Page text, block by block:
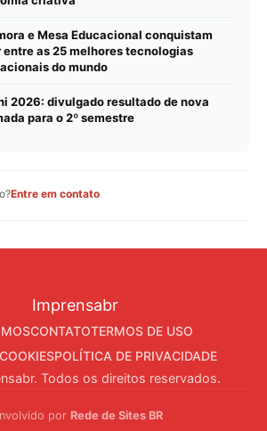
e Mesa Educacional conquistam
entre as 25 melhores tecnologias
do mundo
2026: divulgado resultado de nova
para o 2º semestre
Entre em contato
CONTATOTERMOS DE USO
POLÍTICA DE PRIVACIDADE
Todos os direitos reservados.
por Rede de Sites BR